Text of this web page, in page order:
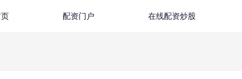
配资门户 在线配资炒股